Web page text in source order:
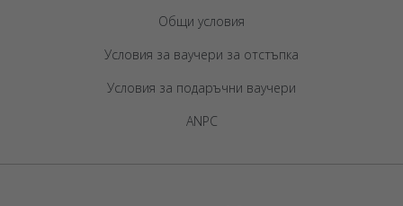
Общи условия
Условия за ваучери за отстъпка
Условия за подаръчни ваучери
ANPC